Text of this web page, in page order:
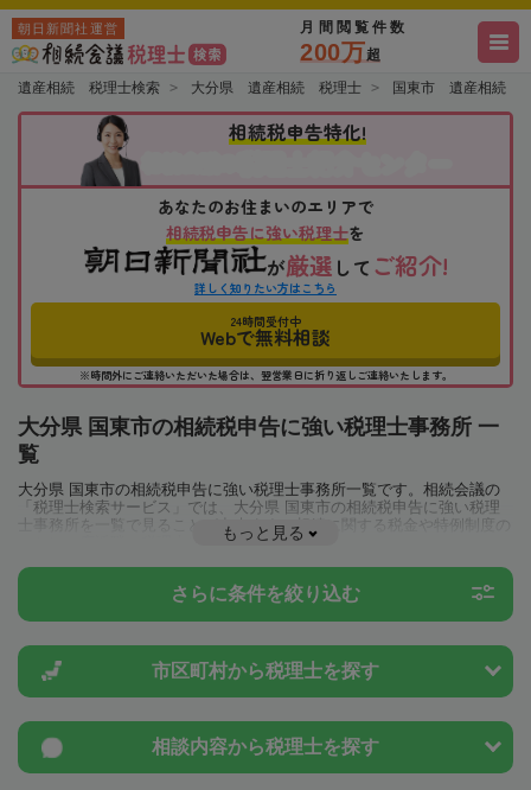
朝日新聞社運営 月間閲覧件数
200万超
遺産相続 税理士検索 大分県 遺産相続 税理士 国東市 遺産相続
相続税申告特化!
あなたのお住まいのエリアで
相続税申告に強い税理士を
が厳選 して ご紹介!
詳しく知りたい方はこちら
24時間受付中
Webで無料相談
※時間外にご連絡いただいた場合は、翌営業日に折り返しご連絡いたします。
大分県 国東市の相続税申告に強い税理士事務所 一
覧
大分県 国東市の相続税申告に強い税理士事務所一覧です。相続会議の
「税理士検索サービス」では、大分県 国東市の相続税申告に強い税理
士事務所を一覧で見ることが出来ます。相続に関する税金や特例制度の
ことは一度近隣の税理士に相談してみましょう。
もっと見る
さらに条件を絞り込む
市区町村から税理士を探す
相談内容から税理士を探す